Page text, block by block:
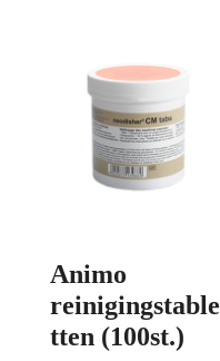
Animo
reinigingstable
tten (100st.)